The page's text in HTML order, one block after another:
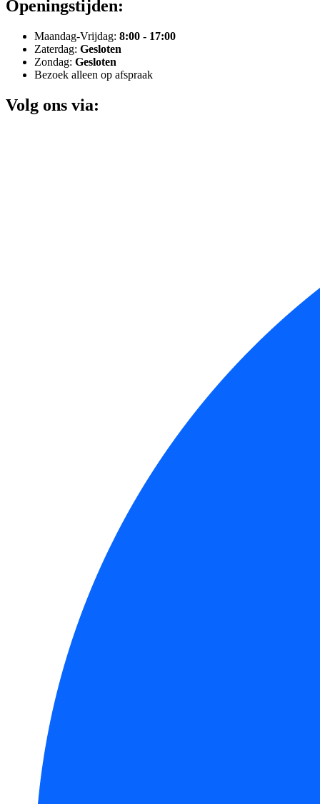
Openingstijden:
Maandag-Vrijdag: 8:00 - 17:00
Zaterdag: Gesloten
Zondag: Gesloten
Bezoek alleen op afspraak
Volg ons via: